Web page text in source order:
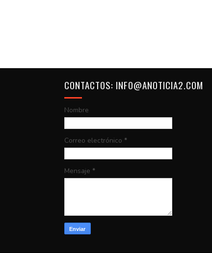
CONTACTOS: INFO@ANOTICIA2.COM
Nombre
Correo electrónico *
Mensaje *